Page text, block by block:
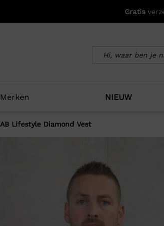
Gratis
Merken NIEUW
AB Lifestyle Diamond Vest
Wellicht zijn deze